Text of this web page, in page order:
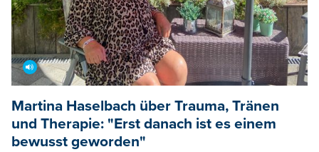
Martina Haselbach über Trauma, Tränen
und Therapie: "Erst danach ist es einem
bewusst geworden"